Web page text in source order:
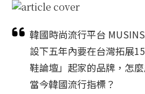
韓國時尚流行平台
設下五年內要在台灣拓展
鞋論壇」起家的品牌，怎
當今韓國流行指標？